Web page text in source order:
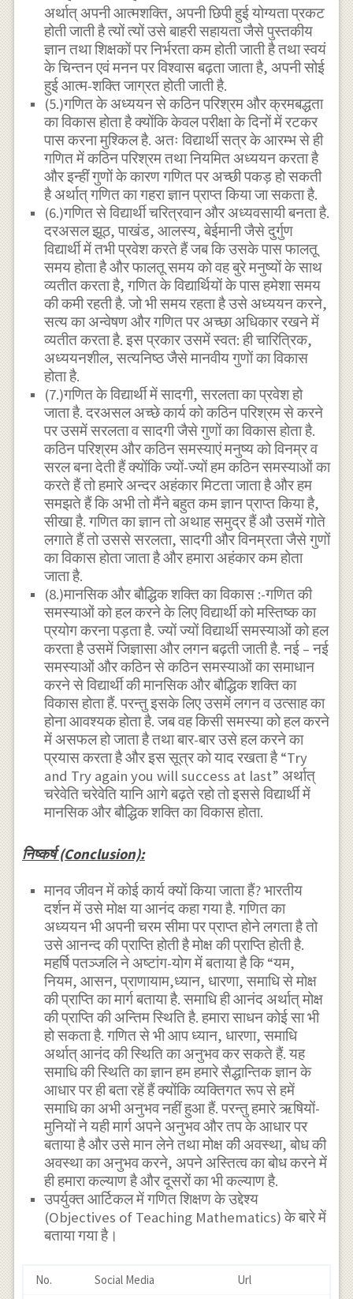
अर्थात् अपनी आत्मशक्ति, अपनी छिपी हुई योग्यता प्रकट
होती जाती है त्यों त्यों उसे बाहरी सहायता जैसे पुस्तकीय
ज्ञान तथा शिक्षकों पर निर्भरता कम होती जाती है तथा स्वयं
के चिन्तन एवं मनन पर विश्वास बढ़ता जाता है, अपनी सोई
हुई आत्म-शक्ति जाग्रत होती जाती है.
(5.)गणित के अध्ययन से कठिन परिश्रम और क्रमबद्धता
का विकास होता है क्योंकि केवल परीक्षा के दिनों में रटकर
पास करना मुश्किल है. अतः विद्यार्थी सत्र के आरम्भ से ही
गणित में कठिन परिश्रम तथा नियमित अध्ययन करता है
और इन्हीं गुणों के कारण गणित पर अच्छी पकड़ हो सकती
है अर्थात् गणित का गहरा ज्ञान प्राप्त किया जा सकता है.
(6.)गणित से विद्यार्थी चरित्रवान और अध्यवसायी बनता है.
दरअसल झूठ, पाखंड, आलस्य, बेईमानी जैसे दुर्गुण
विद्यार्थी में तभी प्रवेश करते हैं जब कि उसके पास फालतू
समय होता है और फालतू समय को वह बुरे मनुष्यों के साथ
व्यतीत करता है, गणित के विद्यार्थियों के पास हमेशा समय
की कमी रहती है. जो भी समय रहता है उसे अध्ययन करने,
सत्य का अन्वेषण और गणित पर अच्छा अधिकार रखने में
व्यतीत करता है. इस प्रकार उसमें स्वत: ही चारित्रिक,
अध्ययनशील, सत्यनिष्ठ जैसे मानवीय गुणों का विकास
होता है.
(7.)गणित के विद्यार्थी में सादगी, सरलता का प्रवेश हो
जाता है. दरअसल अच्छे कार्य को कठिन परिश्रम से करने
पर उसमें सरलता व सादगी जैसे गुणों का विकास होता है.
कठिन परिश्रम और कठिन समस्याएं मनुष्य को विनम्र व
सरल बना देती हैं क्योंकि ज्यों-ज्यों हम कठिन समस्याओं का
करते हैं तो हमारे अन्दर अहंकार मिटता जाता है और हम
समझते हैं कि अभी तो मैंने बहुत कम ज्ञान प्राप्त किया है,
सीखा है. गणित का ज्ञान तो अथाह समुद्र हैं औ उसमें गोते
लगाते हैं तो उससे सरलता, सादगी और विनम्रता जैसे गुणों
का विकास होता जाता है और हमारा अहंकार कम होता
जाता है.
(8.)मानसिक और बौद्धिक शक्ति का विकास :-गणित की
समस्याओं को हल करने के लिए विद्यार्थी को मस्तिष्क का
प्रयोग करना पड़ता है. ज्यों ज्यों विद्यार्थी समस्याओं को हल
करता है उसमें जिज्ञासा और लगन बढ़ती जाती है. नई – नई
समस्याओं और कठिन से कठिन समस्याओं का समाधान
करने से विद्यार्थी की मानसिक और बौद्धिक शक्ति का
विकास होता हैं. परन्तु इसके लिए उसमें लगन व उत्साह का
होना आवश्यक होता है. जब वह किसी समस्या को हल करने
में असफल हो जाता है तथा बार-बार उसे हल करने का
प्रयास करता है और इस सूत्र को याद रखता है “Try
and Try again you will success at last” अर्थात्
चरेवेति चरेवेति यानि आगे बढ़ते रहो तो इससे विद्यार्थी में
मानसिक और बौद्धिक शक्ति का विकास होता.
निष्कर्ष (Conclusion):
मानव जीवन में कोई कार्य क्यों किया जाता हैं? भारतीय
दर्शन में उसे मोक्ष या आनंद कहा गया है. गणित का
अध्ययन भी अपनी चरम सीमा पर प्राप्त होने लगता है तो
उसे आनन्द की प्राप्ति होती है मोक्ष की प्राप्ति होती है.
महर्षि पतञ्जलि ने अष्टांग-योग में बताया है कि “यम,
नियम, आसन, प्राणायाम,ध्यान, धारणा, समाधि से मोक्ष
की प्राप्ति का मार्ग बताया है. समाधि ही आनंद अर्थात् मोक्ष
की प्राप्ति की अन्तिम स्थिति है. हमारा साधन कोई सा भी
हो सकता है. गणित से भी आप ध्यान, धारणा, समाधि
अर्थात् आनंद की स्थिति का अनुभव कर सकते हैं. यह
समाधि की स्थिति का ज्ञान हम हमारे सैद्धान्तिक ज्ञान के
आधार पर ही बता रहें हैं क्योंकि व्यक्तिगत रूप से हमें
समाधि का अभी अनुभव नहीं हुआ हैं. परन्तु हमारे ऋषियों-
मुनियों ने यही मार्ग अपने अनुभव और तप के आधार पर
बताया है और उसे मान लेने तथा मोक्ष की अवस्था, बोध की
अवस्था का अनुभव करने, अपने अस्तित्व का बोध करने में
ही हमारा कल्याण है और दूसरों का भी कल्याण है.
उपर्युक्त आर्टिकल में गणित शिक्षण के उद्देश्य
(Objectives of Teaching Mathematics) के बारे में
बताया गया है।
No. Social Media
Url